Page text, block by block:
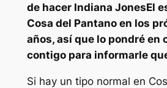
de hacer Indiana JonesEl
Cosa del Pantano en los
años, así que lo pondré en
contigo para informarle
Si hay un tipo normal en